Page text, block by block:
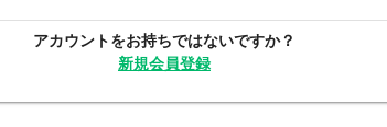
アカウントをお持ちではないですか？
新規会員登録